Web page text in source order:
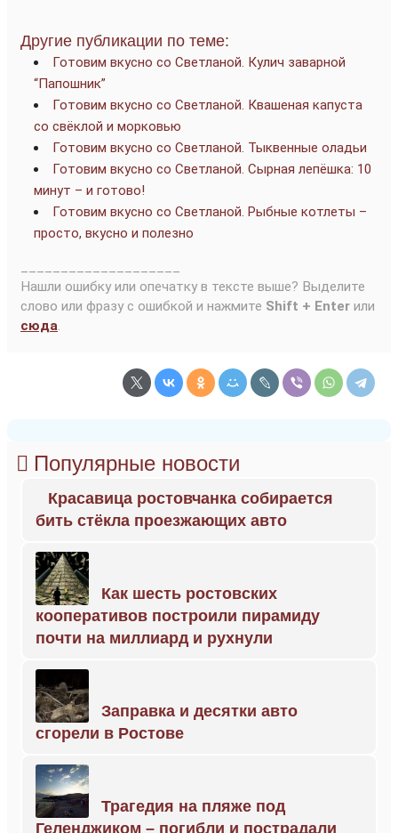
Другие публикации по теме:
Готовим вкусно со Светланой. Кулич заварной
“Папошник”
Готовим вкусно со Светланой. Квашеная капуста
со свёклой и морковью
Готовим вкусно со Светланой. Тыквенные оладьи
Готовим вкусно со Светланой. Сырная лепёшка: 10
минут – и готово!
Готовим вкусно со Светланой. Рыбные котлеты –
просто, вкусно и полезно
Нашли ошибку или опечатку в тексте выше? Выделите
слово или фразу с ошибкой и нажмите Shift + Enter или
сюда.
Популярные новости
Красавица ростовчанка собирается
бить стёкла проезжающих авто
Как шесть ростовских
кооперативов построили пирамиду
почти на миллиард и рухнули
Заправка и десятки авто
сгорели в Ростове
Трагедия на пляже под
Геленджиком – погибли и пострадали